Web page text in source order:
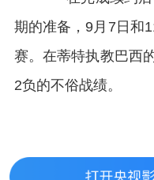
期的准备，9月7日和
赛。在蒂特执教巴西
2负的不俗战绩。